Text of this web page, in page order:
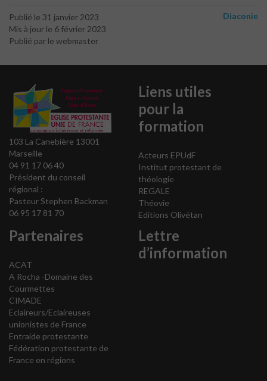
Publié le 31 janvier 2023
Mis à jour le 6 février 2023
Publié par le webmaster
Diaconie
103 La Canebière 13001
Marseille
04 91 17 06 40
Président du conseil
régional :
Pasteur Stephen Backman
06 95 17 81 70
Liens utiles
pour la
formation
Acteurs EPUdF
Institut protestant de
théologie
REGALE
Théovie
Editions Olivétan
Partenaires
ACAT
A Rocha -Domaine des
Courmettes
CIMADE
Eclaireurs/Eclaireuses
unionistes de France
Entraide protestante
Fédération protestante de
France en régions
Lettre
d’information